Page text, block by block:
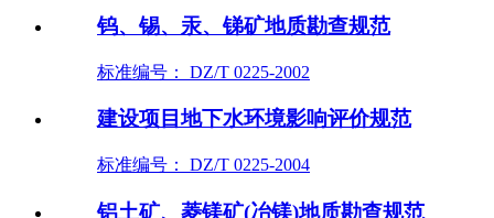
钨、锡、汞、锑矿地质勘查规范
标准编号： DZ/T 0225-2002
建设项目地下水环境影响评价规范
标准编号： DZ/T 0225-2004
铝土矿、菱镁矿(冶镁)地质勘查规范